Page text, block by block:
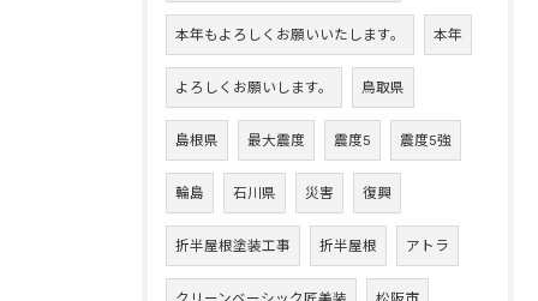
本年もよろしくお願いいたします。 本年
よろしくお願いします。 鳥取県
島根県 最大震度 震度5 震度5強
輪島 石川県 災害 復興
折半屋根塗装工事 折半屋根 アトラ